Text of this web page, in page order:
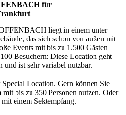
für
liegt in einem unter
das sich schon von außen mit
Events mit bis zu 1.500 Gästen
Besuchern: Diese Location geht
ist sehr variabel nutzbar.
Location. Gern können Sie
mit bis zu 350 Personen nutzen. Oder
einem Sektempfang.